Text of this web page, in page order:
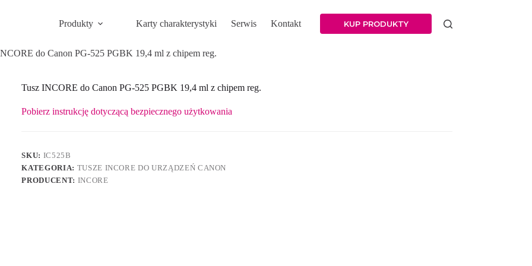
Produkty Karty charakterystyki Serwis Kontakt KUP PRODUKTY
do Canon PG-525 PGBK 19,4 ml z chipem reg.
Tusz INCORE do Canon PG-525 PGBK 19,4 ml z chipem reg.
Pobierz instrukcję dotyczącą bezpiecznego użytkowania
SKU: IC525B
KATEGORIA: TUSZE INCORE DO URZĄDZEŃ CANON
PRODUCENT: INCORE